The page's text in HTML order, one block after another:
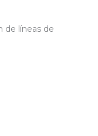
de líneas de